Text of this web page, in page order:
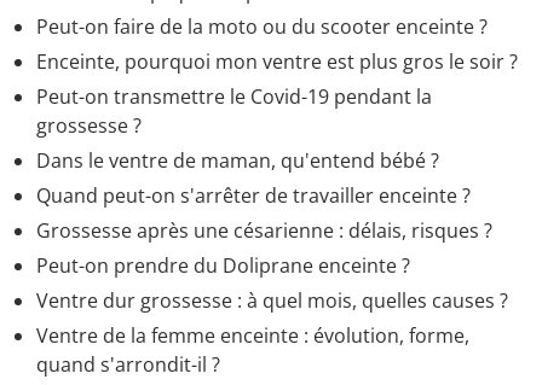
Peut-on faire de la moto ou du scooter enceinte ?
Enceinte, pourquoi mon ventre est plus gros le soir ?
Peut-on transmettre le Covid-19 pendant la
grossesse ?
Dans le ventre de maman, qu'entend bébé ?
Quand peut-on s'arrêter de travailler enceinte ?
Grossesse après une césarienne : délais, risques ?
Peut-on prendre du Doliprane enceinte ?
Ventre dur grossesse : à quel mois, quelles causes ?
Ventre de la femme enceinte : évolution, forme,
quand s'arrondit-il ?